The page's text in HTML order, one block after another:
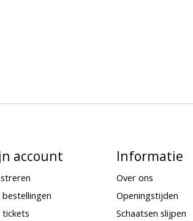
account
bestellingen
tickets
Informatie
Over ons
Openingstijden
Schaatsen slijpen